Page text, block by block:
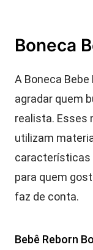
Boneca
A Boneca Bebe
agradar quem
realista. Esses
utilizam
características
para quem
faz de conta.
Bebê Reborn